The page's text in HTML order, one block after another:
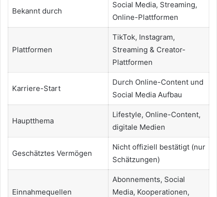
Bekannt durch
Social Media, Streaming,
Online-Plattformen
Plattformen
TikTok, Instagram,
Streaming & Creator-
Plattformen
Karriere-Start
Durch Online-Content und
Social Media Aufbau
Hauptthema
Lifestyle, Online-Content,
digitale Medien
Geschätztes Vermögen
Nicht offiziell bestätigt (nur
Schätzungen)
Einnahmequellen
Abonnements, Social
Media, Kooperationen,